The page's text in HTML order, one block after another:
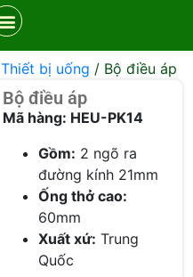
Thiết bị uống / Bộ điều áp
Bộ điều áp
Mã hàng: HEU-PK14
Gồm: 2 ngõ ra
đường kính 21mm
Ống thở cao:
60mm
Xuất xứ: Trung
Quốc